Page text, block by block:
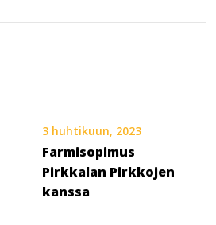
3 huhtikuun, 2023
Farmisopimus
Pirkkalan Pirkkojen
kanssa